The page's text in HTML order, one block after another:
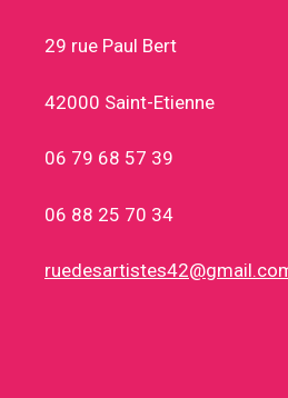
29 rue Paul Bert
42000 Saint-Etienne
06 79 68 57 39
06 88 25 70 34